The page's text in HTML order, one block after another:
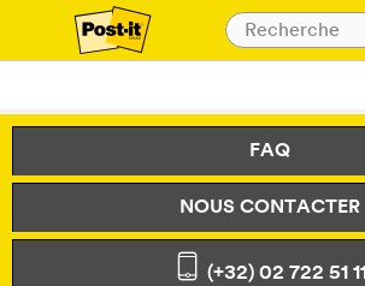
FAQ
NOUS CONTACTER
(+32) 02 722 51 11